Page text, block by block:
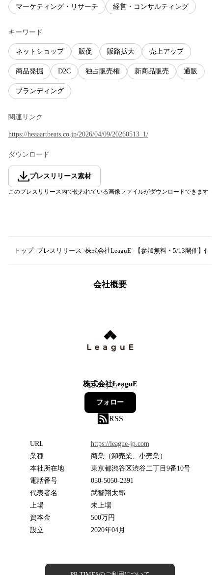
マーケティング・リサーチ 経営・コンサルティング
キーワード
ネットショップ 販促 販路拡大 売上アップ
商品発掘 D2C 独占販売権 新商品販売 通販
ブランディング
関連リンク
https://heaaartbeats.co.jp/2026/04/09/20260513_1/
ダウンロード
プレスリリース素材
このプレスリリース内で使われている画像ファイルがダウンロードできます
トップ プレスリリース 株式会社LeaguE 【参加無料・5/13開催】価
会社概要
株式会社LeaguE
13フォロワー
フォロー
RSS
URL
https://league-jp.com
業種
商業（卸売業、小売業）
本社所在地
東京都渋谷区渋谷二丁目9番10号
電話番号
050-5050-2391
代表者名
武智翔太郎
上場
未上場
資本金
500万円
設立
2020年04月